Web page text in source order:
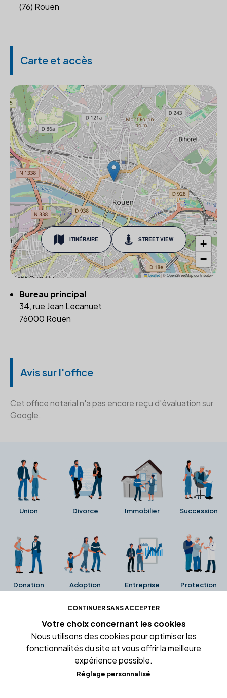
(76) Rouen
Carte et accès
ITINÉRAIRE STREET VIEW
+
−
Leaflet|© OpenStreetMap contributors
Bureau principal
34, rue Jean Lecanuet
76000 Rouen
Avis sur l'office
Cet office notarial n'a pas encore reçu d'évaluation sur
Google.
Union Divorce Immobilier Succession
Donation Adoption Entreprise Protection
Ces avis proviennent directement de la fiche Google
Business de l'office notarial. Ils n'ont ni été collectés ni
été vérifiés par Alexia.fr.
Conditions générales d'utilisation
CONTINUER SANS ACCEPTER
Votre choix concernant les cookies
Nous utilisons des cookies pour optimiser les
fonctionnalités du site et vous offrir la meilleure
expérience possible.
Réglage personnalisé